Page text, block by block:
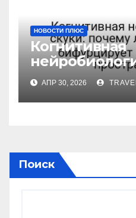
НОВОСТИ ПЛЮС
Когнитивная
почему леммы
бифурцирует
пространстве
АПР 30, 2026
Поиск